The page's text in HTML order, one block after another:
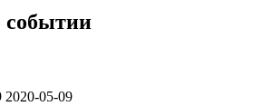
2020-05-09